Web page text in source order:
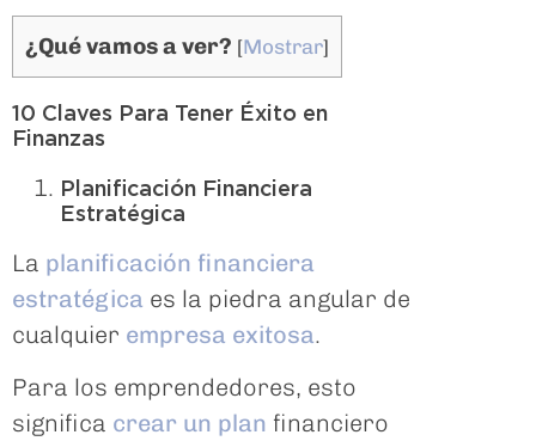
¿Qué vamos a ver? [Mostrar]
10 Claves Para Tener Éxito en
Finanzas
Planificación Financiera
Estratégica
La planificación financiera
estratégica es la piedra angular de
cualquier empresa exitosa.
Para los emprendedores, esto
significa crear un plan financiero